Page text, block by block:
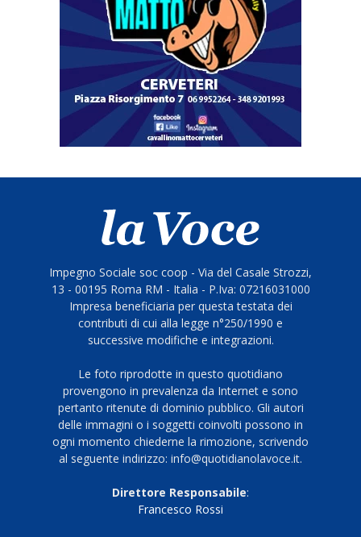
Impegno Sociale soc coop - Via del Casale Strozzi,
13 - 00195 Roma RM - Italia - P.Iva: 07216031000
Impresa beneficiaria per questa testata dei
contributi di cui alla legge n°250/1990 e
successive modifiche e integrazioni.
Le foto riprodotte in questo quotidiano
provengono in prevalenza da Internet e sono
pertanto ritenute di dominio pubblico. Gli autori
delle immagini o i soggetti coinvolti possono in
ogni momento chiederne la rimozione, scrivendo
al seguente indirizzo: info@quotidianolavoce.it.
Direttore Responsabile:
Francesco Rossi